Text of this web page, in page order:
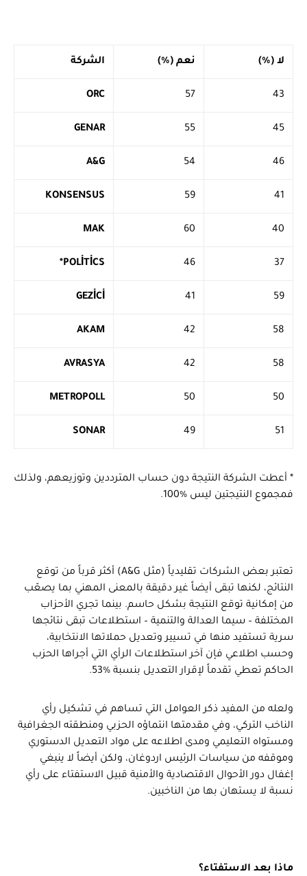
لا (%) نعم (%) الشركة
43
57
ORC
45
55
GENAR
46
54
A&G
41
59
KONSENSUS
40
60
MAK
37
46
POLİTİCS
*
59
41
GEZİCİ
58
42
AKAM
58
42
AVRASYA
50
50
METROPOLL
51
49
SONAR
* أعطت الشركة النتيجة دون حساب المترددين وتوزيعهم، ولذلك
فمجموع النتيجتين ليس %100.
تعتبر بعض الشركات تقليدياً (مثل A&G) أكثر قرباً من توقع
النتائج، لكنها تبقى أيضاً غير دقيقة بالمعنى المهني بما يصعّب
من إمكانية توقع النتيجة بشكل حاسم. بينما تجري الأحزاب
المختلفة – سيما العدالة والتنمية – استطلاعات تبقى نتائجها
سرية تستفيد منها في تسيير وتعديل حملاتها الانتخابية،
وحسب اطلاعي فإن آخر استطلاعات الرأي التي أجراها الحزب
الحاكم تعطي تقدماً لإقرار التعديل بنسبة %53.
ولعله من المفيد ذكر العوامل التي تساهم في تشكيل رأي
الناخب التركي، وفي مقدمتها انتماؤه الحزبي ومنطقته الجغرافية
ومستواه التعليمي ومدى اطلاعه على مواد التعديل الدستوري
وموقفه من سياسات الرئيس اردوغان، ولكن أيضاً لا ينبغي
إغفال دور الأحوال الاقتصادية والأمنية قبيل الاستفتاء على رأي
نسبة لا يستهان بها من الناخبين.
ماذا بعد الاستفتاء؟